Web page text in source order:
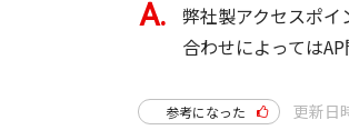
弊社製アクセスポ
合わせによっては
更新日
参考になった